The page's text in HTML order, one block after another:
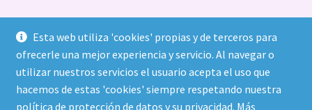
Esta web utiliza 'cookies' propias y de terceros para
ofrecerle una mejor experiencia y servicio. Al navegar o
utilizar nuestros servicios el usuario acepta el uso que
hacemos de estas 'cookies' siempre respetando nuestra
política de protección de datos y su privacidad. Más